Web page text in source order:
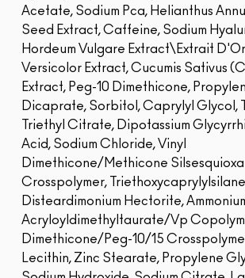
Acetate, Sodium Pca, Helianthus
Seed Extract, Caffeine, Sodium
Hordeum Vulgare Extract\Extrait
Versicolor Extract, Cucumis Sativus
Extract, Peg-10 Dimethicone,
Dicaprate, Sorbitol, Caprylyl Glycol,
Triethyl Citrate, Dipotassium
Acid, Sodium Chloride, Vinyl
Dimethicone/Methicone
Crosspolymer,
Disteardimonium Hectorite,
Acryloyldimethyltaurate/Vp
Dimethicone/Peg-10/15
Lecithin, Zinc Stearate, Propylene